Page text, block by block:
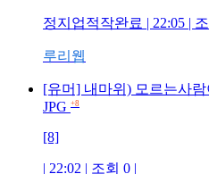
정지업적작완료 | 22:05 |
루리웹
[유머] 내마위) 모르는사
JPG +8
[8]
| 22:02 | 조회 0 |